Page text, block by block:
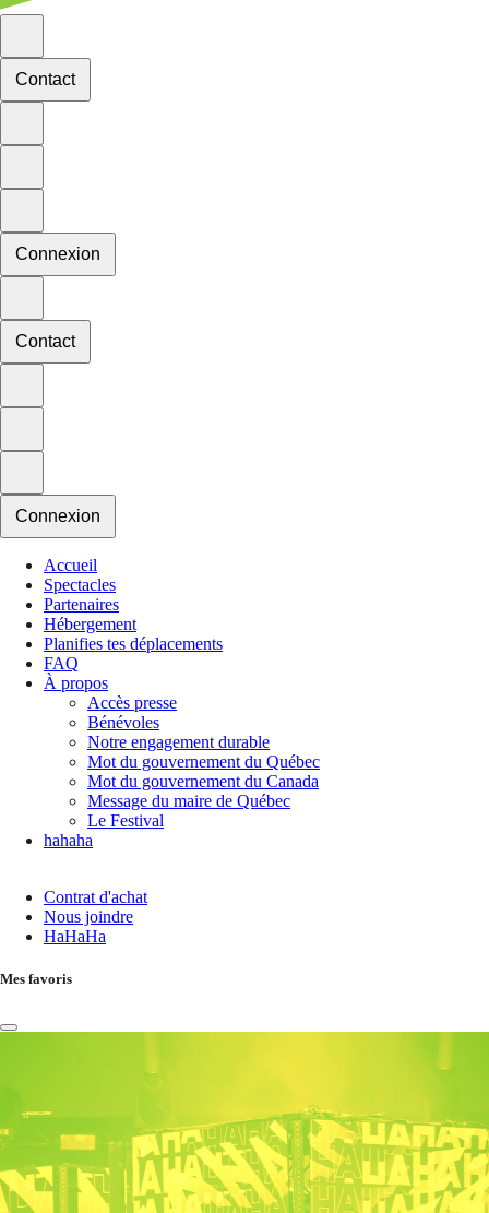
Contact
Connexion
Contact
Connexion
Accueil
Spectacles
Partenaires
Hébergement
Planifies tes déplacements
FAQ
À propos
Accès presse
Bénévoles
Notre engagement durable
Mot du gouvernement du Québec
Mot du gouvernement du Canada
Message du maire de Québec
Le Festival
hahaha
Contrat d'achat
Nous joindre
HaHaHa
Mes favoris